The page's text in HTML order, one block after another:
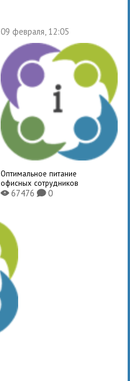
09 февраля, 12:05
Оптимальное питание
офисных сотрудников
X67476 K0